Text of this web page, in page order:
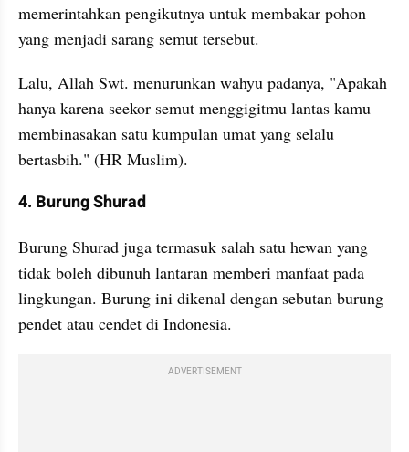
memerintahkan pengikutnya untuk membakar pohon
yang menjadi sarang semut tersebut.
Lalu, Allah Swt. menurunkan wahyu padanya, "Apakah
hanya karena seekor semut menggigitmu lantas kamu
membinasakan satu kumpulan umat yang selalu
bertasbih." (HR Muslim).
4. Burung Shurad
Burung Shurad juga termasuk salah satu hewan yang
tidak boleh dibunuh lantaran memberi manfaat pada
lingkungan. Burung ini dikenal dengan sebutan burung
pendet atau cendet di Indonesia.
ADVERTISEMENT